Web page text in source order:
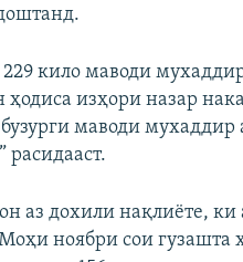
кило маводи
изҳори назар
маводи мухаддир
расидааст.
аз дохили нақлиёте, ки
ноябри сои гузашта